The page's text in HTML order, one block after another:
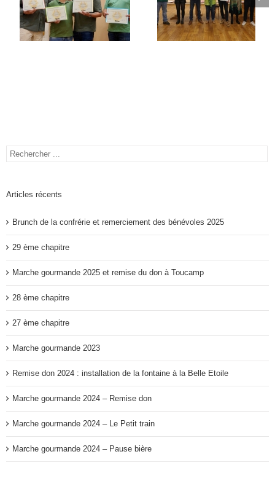
Articles récents
Brunch de la confrérie et remerciement des bénévoles 2025
29 ème chapitre
Marche gourmande 2025 et remise du don à Toucamp
28 ème chapitre
27 ème chapitre
Marche gourmande 2023
Remise don 2024 : installation de la fontaine à la Belle Etoile
Marche gourmande 2024 – Remise don
Marche gourmande 2024 – Le Petit train
Marche gourmande 2024 – Pause bière